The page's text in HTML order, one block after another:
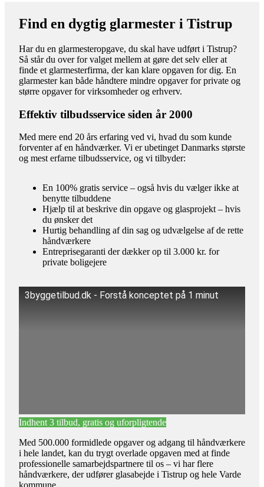
Find en dygtig glarmester i Tistrup
Har du en glarmesteropgave, du skal have udført i Tistrup?
Så står du over for valget mellem at gøre det selv eller at
finde et glarmesterfirma, der kan klare opgaven for dig. En
glarmester kan både håndtere mindre opgaver for private og
større opgaver for virksomheder og erhverv.
Effektiv tilbudsservice siden år 2000
Med mere end 20 års erfaring ved vi, hvad du som kunde
forventer af en håndværker. Vi er ubetinget Danmarks største
og mest erfarne tilbudsservice, og vi tilbyder:
En 100% gratis service – også hvis du vælger ikke at
benytte tilbuddene
Hjælp til at beskrive din opgave og glasprojekt – hvis
du ønsker det
Hurtig behandling af din sag og udvælgelse af de rette
håndværkere
Entreprisegaranti der dækker op til 3.000 kr. for
private boligejere
3byggetilbud.dk - Forstå konceptet på 1 minut
Indhent 3 tilbud, gratis og uforpligtende
Med 500.000 formidlede opgaver og adgang til håndværkere
i hele landet, kan du trygt overlade opgaven med at finde
professionelle samarbejdspartnere til os – vi har flere
håndværkere, der udfører glasabejde i Tistrup og hele Varde